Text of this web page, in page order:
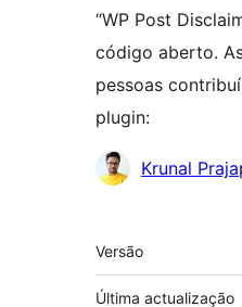
“WP Post
código aberto.
pessoas
plugin:
Contribuidores
Krunal
Metadados
Versão
Última actualização